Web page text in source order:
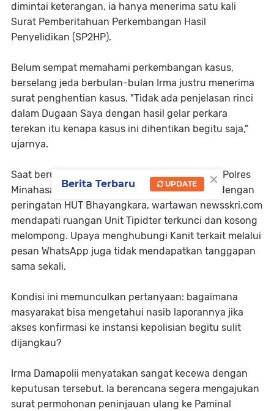
dimintai keterangan, ia hanya menerima satu kali
Surat Pemberitahuan Perkembangan Hasil
Penyelidikan (SP2HP).
Belum sempat memahami perkembangan kasus,
berselang jeda berbulan-bulan Irma justru menerima
surat penghentian kasus. "Tidak ada penjelasan rinci
dalam Dugaan Saya dengan hasil gelar perkara
terekan itu kenapa kasus ini dihentikan begitu saja,"
ujarnya.
Saat berusaha mengonfirmasi hal tersebut ke Polres
Minahasa Tenggara pada saat itu bertepatan dengan
peringatan HUT Bhayangkara, wartawan newsskri.com
mendapati ruangan Unit Tipidter terkunci dan kosong
melompong. Upaya menghubungi Kanit terkait melalui
pesan WhatsApp juga tidak mendapatkan tanggapan
sama sekali.
Kondisi ini memunculkan pertanyaan: bagaimana
masyarakat bisa mengetahui nasib laporannya jika
akses konfirmasi ke instansi kepolisian begitu sulit
dijangkau?
Irma Damapolii menyatakan sangat kecewa dengan
keputusan tersebut. Ia berencana segera mengajukan
surat permohonan peninjauan ulang ke Paminal
×
Berita Terbaru UPDATE